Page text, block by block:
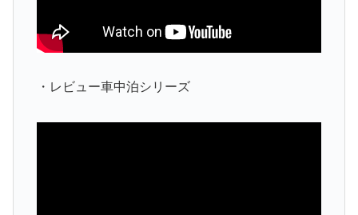
・レビュー車中泊シリーズ